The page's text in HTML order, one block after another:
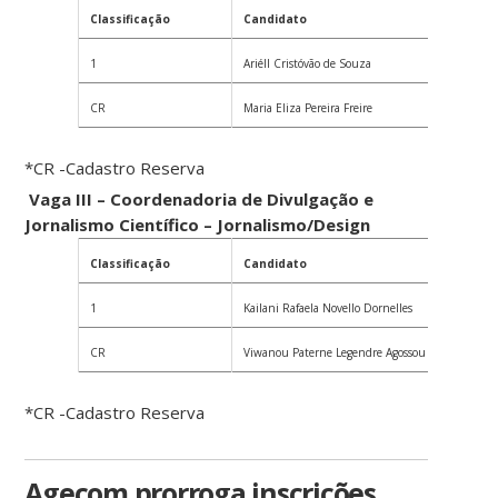
Classificação Candidato
1 Ariéll Cristóvão de Souza
CR Maria Eliza Pereira Freire
*CR -Cadastro Reserva
Vaga III – Coordenadoria de Divulgação e
Jornalismo Científico – Jornalismo/Design
Classificação Candidato
1 Kailani Rafaela Novello Dornelles
CR Viwanou Paterne Legendre Agossou
*CR -Cadastro Reserva